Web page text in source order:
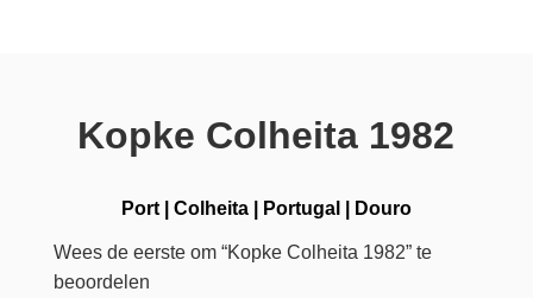
Kopke Colheita 1982
Port| Colheita| Portugal Douro
Wees de eerste om “Kopke Colheita 1982” te
beoordelen